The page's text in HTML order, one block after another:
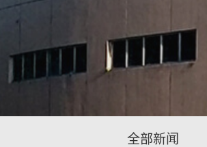
全部新闻